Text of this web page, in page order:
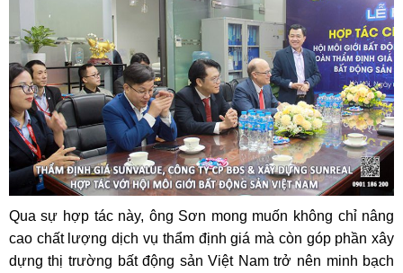
Qua sự hợp tác này, ông Sơn mong muốn không chỉ nâng
cao chất lượng dịch vụ thẩm định giá mà còn góp phần xây
dựng thị trường bất động sản Việt Nam trở nên minh bạch